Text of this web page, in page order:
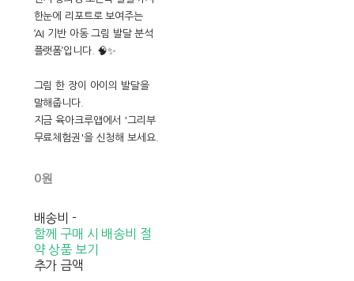
한눈에 리포트로 보여주는
‘AI 기반 아동 그림 발달 분석
플랫폼’입니다. 🧠✨
그림 한 장이 아이의 발달을
말해줍니다.
지금 육아크루앱에서 '그리부
무료체험권'을 신청해 보세요.
0원
배송비 -
함께 구매 시 배송비 절
약 상품 보기
추가 금액